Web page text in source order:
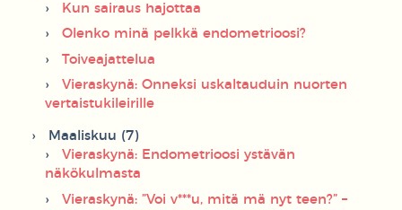
Kun sairaus hajottaa
Olenko minä pelkkä endometrioosi?
Toiveajattelua
Vieraskynä: Onneksi uskaltauduin nuorten
vertaistukileirille
Maaliskuu (7)
Vieraskynä: Endometrioosi ystävän
näkökulmasta
Vieraskynä: ”Voi v***u, mitä mä nyt teen?” –